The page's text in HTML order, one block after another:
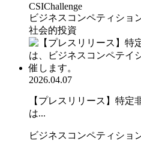
CSIChallenge
ビジネスコンペティショ
社会的投資
2026.04.07
【プレスリリース】特定
は...
ビジネスコンペティショ